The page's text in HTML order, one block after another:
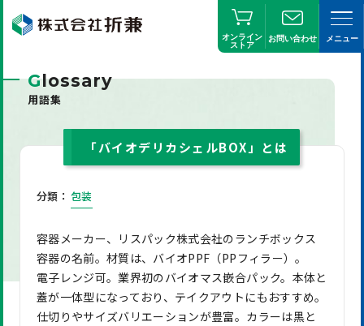
オンライン
ストア
お問い合わせ メニュー
Glossary
用語集
「バイオデリカシェルBOX」とは
分類： 包装
容器メーカー、リスパック株式会社のランチボックス
容器の名前。材質は、バイオPPF（PPフィラー）。
電子レンジ可。業界初のバイオマス嵌合パック。本体と
蓋が一体型になっており、テイクアウトにもおすすめ。
仕切りやサイズバリエーションが豊富。カラーは黒と